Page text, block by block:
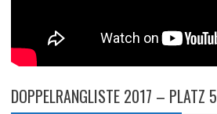
DOPPELRANGLISTE 2017 – PLATZ 5